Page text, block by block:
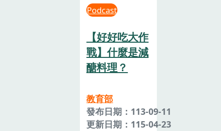
Podcast
【好好吃大作
戰】什麼是減
醣料理？
教育部
發布日期：113-09-11
更新日期：115-04-23